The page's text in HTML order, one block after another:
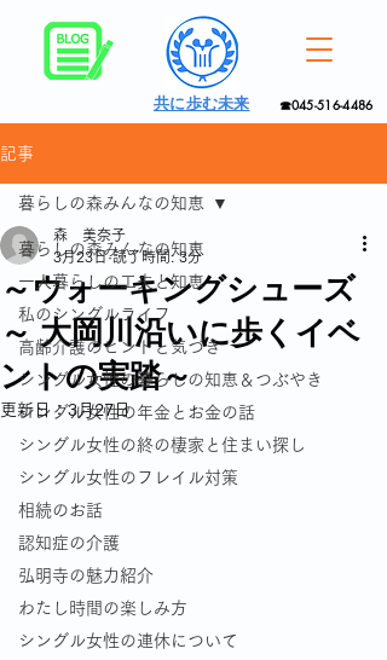
☎045-516-4486
共に歩む未来
記事
暮らしの森みんなの知恵
一人暮らしの工夫と知恵
私のシングルライフ
高齢介護のヒントと気づき
シングル女性の暮らしの知恵＆つぶやき
シングル女性の年金とお金の話
シングル女性の終の棲家と住まい探し
シングル女性のフレイル対策
相続のお話
認知症の介護
弘明寺の魅力紹介
わたし時間の楽しみ方
シングル女性の連休について
暮らしの森みんなの知恵
～ウォーキングシューズ
～ 大岡川沿いに歩くイベ
ントの実踏～
森 美奈子
3月23日 読了時間: 3分
更新日：3月27日